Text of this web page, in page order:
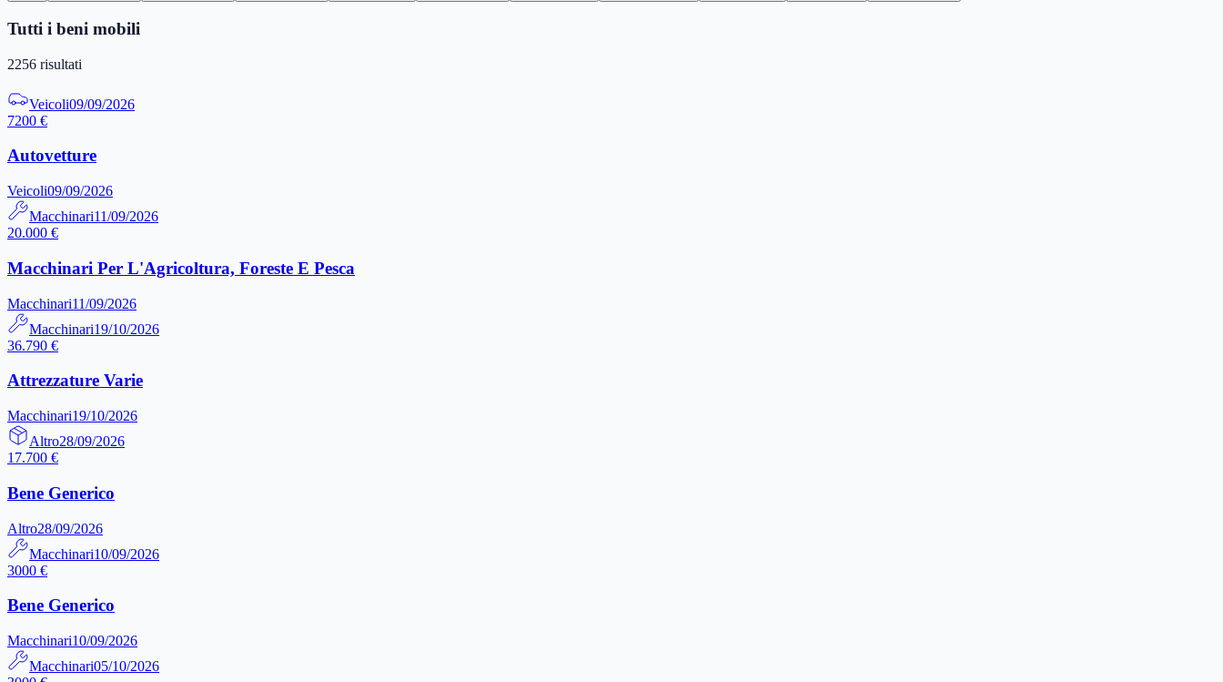
Tutti i beni mobili
2256 risultati
Veicoli09/09/2026
7200 €
Autovetture
Veicoli09/09/2026
Macchinari11/09/2026
20.000 €
Macchinari Per L'Agricoltura, Foreste E Pesca
Macchinari11/09/2026
Macchinari19/10/2026
36.790 €
Attrezzature Varie
Macchinari19/10/2026
Altro28/09/2026
17.700 €
Bene Generico
Altro28/09/2026
Macchinari10/09/2026
3000 €
Bene Generico
Macchinari10/09/2026
Macchinari05/10/2026